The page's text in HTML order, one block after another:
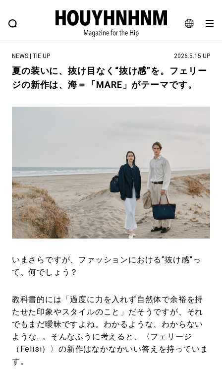
JA
EN
FEATURE BLOG SNAP
ヒップなファッション、カルチャー、ライフスタイルWEBマガジン
#SHOPPING ADDICT #憧れの逸品
#マイナーグッド図鑑
#MONTHLY JOURNAL
#GH 銘品の所以 #フイナムのYouTube
#Commune H #FOCUS IT #AH.H
#ととけん #FASHION #MUSIC #MOVIE
#LIFESTYLE #SNEAKER #OUTDOOR
#SPORTS #HANDSOME HANDBOOK
NEWS | TIE UP 2026.5.15 UP
夏の装いに、抜け目なく“抜け感”を。フェリー
ジの新作は、海＝「MARE」がテーマです。
いまさらですが、ファッションにおける“抜け感”っ
て、何でしょう？
教科書的には「過度に力を入れず自然体で余裕を持
たせた印象やスタイルのこと」だそうですが、それ
でもまだ曖昧ですよね。わかるような、わからない
ような…。そんなふうに考えると、〈フェリージ
（Felisi）〉の新作はなかなかいい答えを持っていま
す。